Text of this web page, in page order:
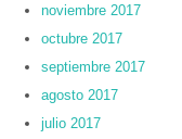
noviembre 2017
octubre 2017
septiembre 2017
agosto 2017
julio 2017